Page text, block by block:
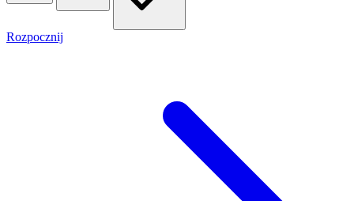
Rozpocznij